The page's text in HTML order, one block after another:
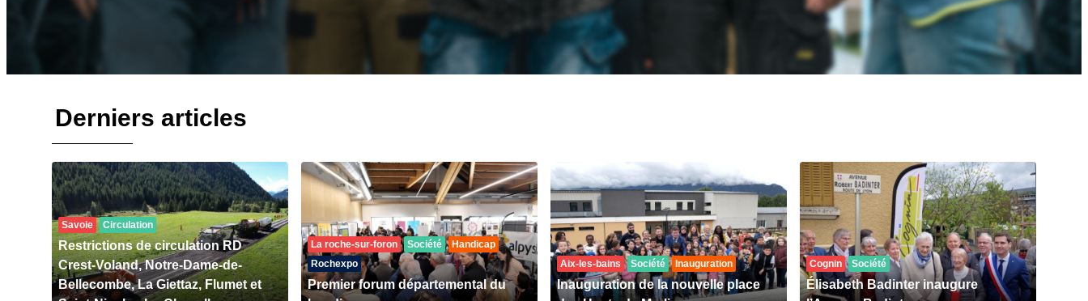
Derniers articles
Savoie Circulation
Restrictions de circulation RD
Crest-Voland, Notre-Dame-de-
Bellecombe, La Giettaz, Flumet et
La roche-sur-foron Société
Handicap
Rochexpo
Premier forum départemental du
Aix-les-bains Société Inauguration
Inauguration de la nouvelle place
Cognin Société
Élisabeth Badinter inaugure